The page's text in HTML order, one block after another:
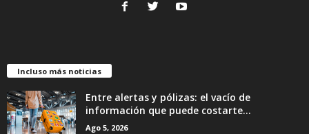
Incluso más noticias
Entre alertas y pólizas: el vacío de
información que puede costarte...
Ago 5, 2026